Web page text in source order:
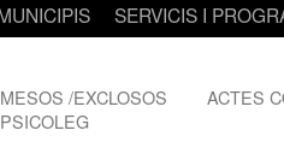
SERVICIS I
/EXCLOSOS
ACTES